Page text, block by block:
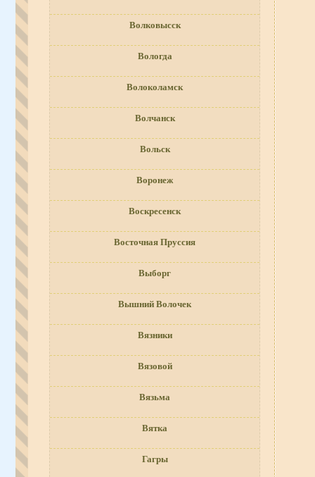
Волковысск
Вологда
Волоколамск
Волчанск
Вольск
Воронеж
Воскресенск
Восточная Пруссия
Выборг
Вышний Волочек
Вязники
Вязовой
Вязьма
Вятка
Гагры